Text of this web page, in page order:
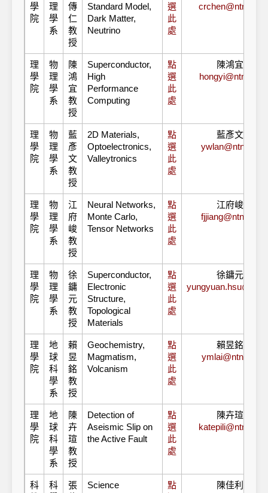
學
院
理
學
系
傳
仁
教
授
Standard Model,
Dark Matter,
Neutrino
選
此
處
理
學
院
物
理
學
系
陳
鴻
宜
教
授
Superconductor,
High
Performance
Computing
點
選
此
處
陳鴻宜教授
理
學
院
物
理
學
系
藍
彥
文
教
授
2D Materials,
Optoelectronics,
Valleytronics
點
選
此
處
藍彥文教授
理
學
院
物
理
學
系
江
府
峻
教
授
Neural Networks,
Monte Carlo,
Tensor Networks
點
選
此
處
江府峻教授
理
學
院
物
理
學
系
徐
鏞
元
教
授
Superconductor,
Electronic
Structure,
Topological
Materials
點
選
此
處
徐鏞元教授
理
學
院
地
球
科
學
系
賴
昱
銘
教
授
Geochemistry,
Magmatism,
Volcanism
點
選
此
處
賴昱銘教授
理
學
院
地
球
科
學
系
陳
卉
瑄
教
授
Detection of
Aseismic Slip on
the Active Fault
點
選
此
處
陳卉瑄教授
科
科
張
Science
點
陳佳利博士